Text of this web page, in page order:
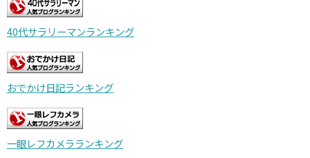
40代サラリーマンランキング
おでかけ日記ランキング
一眼レフカメラランキング